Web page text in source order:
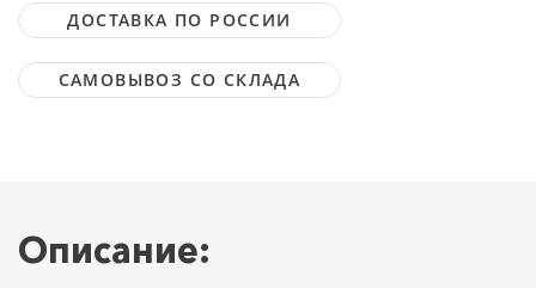
ДОСТАВКА ПО РОССИИ
САМОВЫВОЗ СО СКЛАДА
Описание: